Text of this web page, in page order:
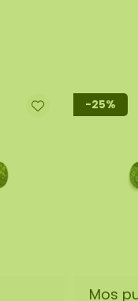
-25%
Mos